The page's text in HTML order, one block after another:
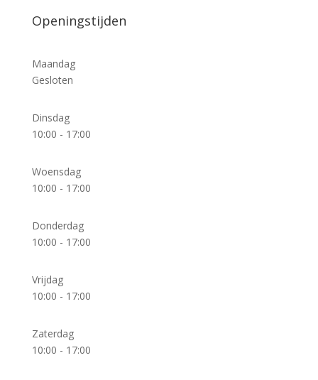
Openingstijden
Maandag
Gesloten
Dinsdag
10:00 - 17:00
Woensdag
10:00 - 17:00
Donderdag
10:00 - 17:00
Vrijdag
10:00 - 17:00
Zaterdag
10:00 - 17:00